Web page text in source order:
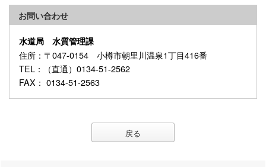
お問い合わせ
水道局 水質管理課
住所 ：〒047-0154 小樽市朝里川温泉1丁目416番
TEL ：（直通）0134-51-2562
FAX ： 0134-51-2563
戻る